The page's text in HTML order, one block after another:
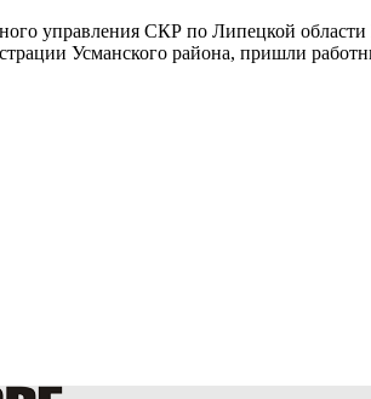
управления СКР по Липецкой
Усманского района, пришли